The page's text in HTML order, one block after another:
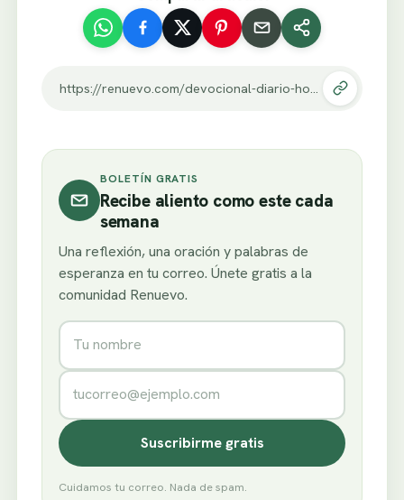
https://renuevo.com/devocional-diario-hoy-aunque-fracasare-en-el-tendre-oportunidad.html
BOLETÍN GRATIS
Recibe aliento como este cada
semana
Una reflexión, una oración y palabras de
esperanza en tu correo. Únete gratis a la
comunidad Renuevo.
Nombre
Correo electrónico
Suscribirme gratis
Cuidamos tu correo. Nada de spam.